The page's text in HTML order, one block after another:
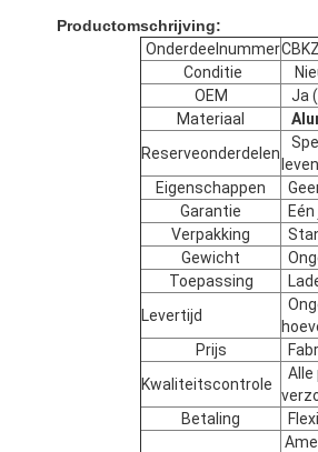
Productomschrijving:
Onderdeelnummer
Conditie
OEM
Ja
Materiaal
Reserveonderdelen
Eigenschappen
Garantie
Verpakking
Gewicht
Toepassing
Levertijd
Prijs
Kwaliteitscontrole
Alle
Betaling